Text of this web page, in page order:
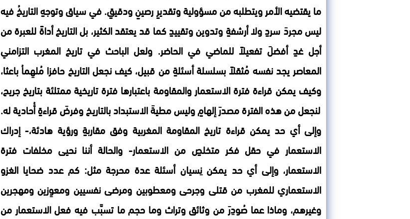
ما يقتضيه الأمر ويتطلبه من مسؤولية وتقديرٍ رصينٍ ودقيقٍ. في سياق وتوجهٍ التاريخُ فيه
ليس مجردَ سردٍ ولا أرشفةٍ وتدوين وتقييدٍ كما قد يعتقد الكثير، بل التاريخ أداةً للعبرة من
أجل غدٍ أفضلَ تفعيلاً للماضي في الحاضر. ولعل الباحث في تاريخ المغرب التزامني
المعاصر يجد نفسه مُثقلاً بسلسلة أسئلةٍ من قبيل، كيف نجعل التاريخ حافزا مُلهِماُ باعثا،
وكيف يمكن قراءة فترة الاستعمار والمقاومة باعتبارها فترة تاريخية ممتلئة بتاريخ جريح،
لنجعل من هذه الفترة مصدرَ إلهامٍ وليس مطيةَ الاستبداد بالتاريخ وفرضَ قراءةٍ أُحادية له.
وإلى أي حد يمكن قراءة تاريخ المقاومة المغربية وفق مقاربةٍ ورؤية هادئة،- إدراك
الاستعمار في حقل فكر متخلصٍ من الاستعمار- والحالة أننا نحيى مخلفات فترة
الاستعمار، وإلى أي حد يمكن نِسيان أسئلة عدة محرجة مثل: كم عدد ضحايا الغزو
الاستعماري للمغرب من قتلى وجرحى ومعطوبين ومرضى نفسيين ومعوِزين ومهجرين
وغيرهم، وماذا عما صُودِرَ من وثائق وتراث وما حجم ما تسبَّب فيه فعل الاستعمار من